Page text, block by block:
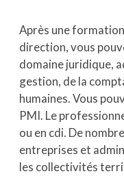
Après une
direction, vous
domaine juridique,
gestion, de la
humaines. Vous
PMI. Le
ou en cdi. De
entreprises et
les collectivités